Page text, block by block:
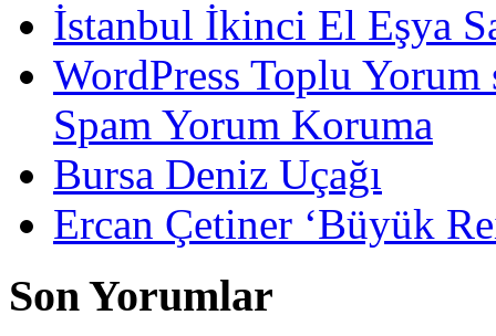
İstanbul İkinci El Eşya
WordPress Toplu
Spam Yorum Koruma
Bursa Deniz Uçağı
Ercan Çetiner ‘Büyük
Son Yorumlar